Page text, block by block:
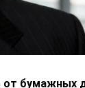
от бумажных